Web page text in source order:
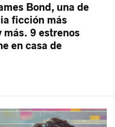
Bond, una de
ficción más
9 estrenos
en casa de